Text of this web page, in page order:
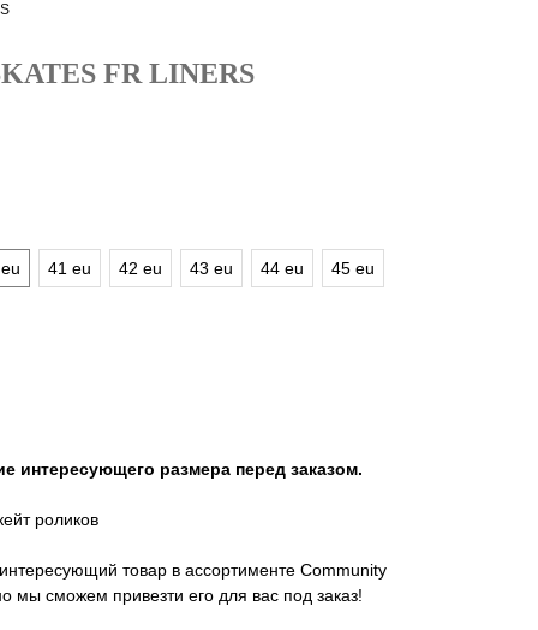
FR LINERS
41 eu 42 eu 43 eu 44 eu 45 eu
интересующего размера перед заказом.
роликов
товар в ассортименте Community
мы сможем привезти его для вас под заказ!